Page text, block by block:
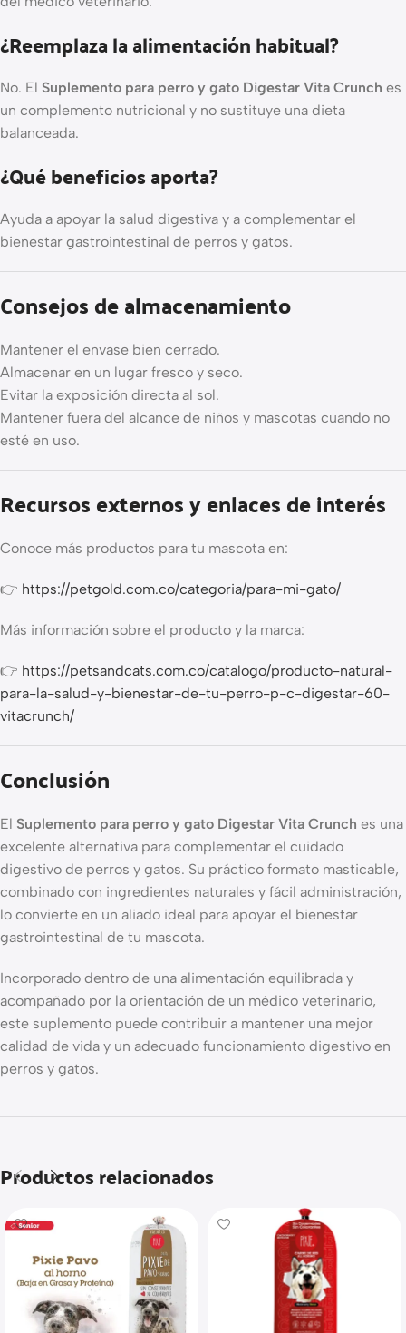
¿Reemplaza la alimentación habitual?
No. El Suplemento para perro y gato Digestar Vita Crunch es
un complemento nutricional y no sustituye una dieta
balanceada.
¿Qué beneficios aporta?
Ayuda a apoyar la salud digestiva y a complementar el
bienestar gastrointestinal de perros y gatos.
Consejos de almacenamiento
Mantener el envase bien cerrado.
Almacenar en un lugar fresco y seco.
Evitar la exposición directa al sol.
Mantener fuera del alcance de niños y mascotas cuando no
esté en uso.
Recursos externos y enlaces de interés
Conoce más productos para tu mascota en:
👉 https://petgold.com.co/categoria/para-mi-gato/
Más información sobre el producto y la marca:
👉 https://petsandcats.com.co/catalogo/producto-natural-
para-la-salud-y-bienestar-de-tu-perro-p-c-digestar-60-
vitacrunch/
Conclusión
El Suplemento para perro y gato Digestar Vita Crunch es una
excelente alternativa para complementar el cuidado
digestivo de perros y gatos. Su práctico formato masticable,
combinado con ingredientes naturales y fácil administración,
lo convierte en un aliado ideal para apoyar el bienestar
gastrointestinal de tu mascota.
Incorporado dentro de una alimentación equilibrada y
acompañado por la orientación de un médico veterinario,
este suplemento puede contribuir a mantener una mejor
calidad de vida y un adecuado funcionamiento digestivo en
perros y gatos.
Productos relacionados